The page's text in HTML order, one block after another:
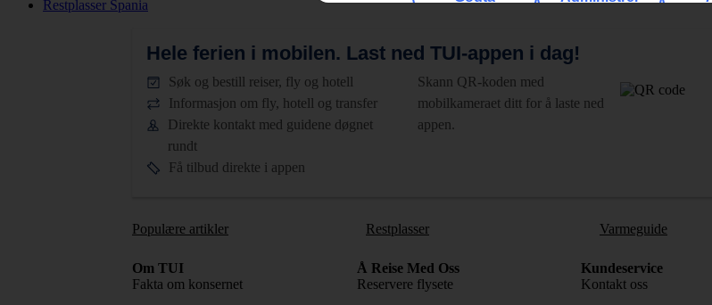
Restplasser Spania
Hele ferien i mobilen. Last ned TUI-appen i dag!
Søk og bestill reiser, fly og hotell
Informasjon om fly, hotell og transfer
Direkte kontakt med guidene døgnet
rundt
Få tilbud direkte i appen
Skann QR-koden med
mobilkameraet ditt for å laste ned
appen.
Populære artikler Restplasser Varmeguide
Om TUI
Fakta om konsernet
Å Reise Med Oss
Reservere flysete
Kundeservice
Kontakt oss